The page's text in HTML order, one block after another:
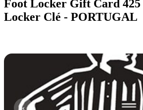
Foot Locker Gift Card 425
Locker Clé - PORTUGAL